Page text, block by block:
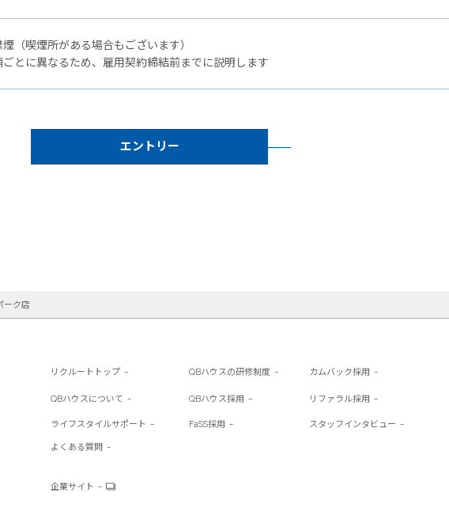
（喫煙所がある場合もございます）
ごとに異なるため、雇用契約締結前までに説明します
エントリー
ーク店
リクルートトップ
QBハウスについて
ライフスタイルサポート
QBハウスの研修制度
QBハウス採用
FaSS採用
カムバック採用
リファラル採用
スタッフインタビュー
よくある質問
企業サイト